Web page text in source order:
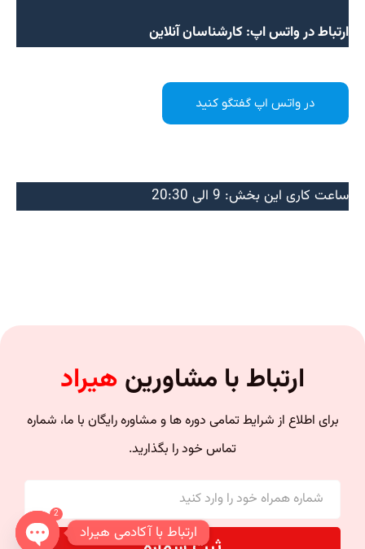
ارتباط در واتس اپ: کارشناسان آنلاین
در واتس اپ گفتگو کنید
ساعت کاری این بخش: 9 الی 20:30
ارتباط با مشاورین هیراد
برای اطلاع از شرایط تمامی دوره ها و مشاوره رایگان با ما، شماره
تماس خود را بگذارید.
ارتباط با آکادمی هیراد
2